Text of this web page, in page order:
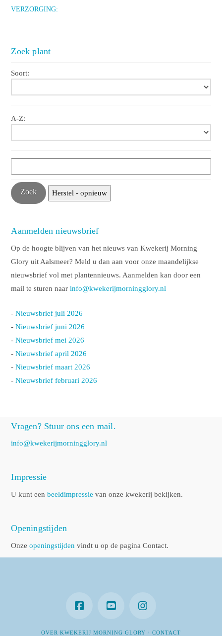
VERZORGING:
Zoek plant
Soort:
A-Z:
Aanmelden nieuwsbrief
Op de hoogte blijven van het nieuws van Kwekerij Morning
Glory uit Aalsmeer? Meld u dan aan voor onze maandelijkse
nieuwsbrief vol met plantennieuws. Aanmelden kan door een
mail te sturen naarinfo@kwekerijmorningglory.nl
-Nieuwsbrief juli 2026
-Nieuwsbrief juni 2026
-Nieuwsbrief mei 2026
-Nieuwsbrief april 2026
-Nieuwsbrief maart 2026
-Nieuwsbrief februari 2026
Vragen? Stuur ons een mail.
info@kwekerijmorningglory.nl
Impressie
U kunt eenbeeldimpressie van onze kwekerij bekijken.
Openingstijden
Onzeopeningstijden vindt u op de pagina Contact.
OVER KWEKERIJ MORNING GLORY CONTACT